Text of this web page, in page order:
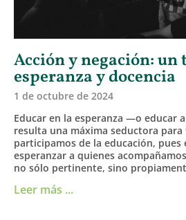
Acción y negación: un
esperanza y docencia
1 de octubre de 2024
Educar en la esperanza —o educar
resulta una máxima seductora
participamos de la educación,
esperanzar a quienes
no sólo pertinente, sino
Leer más ...